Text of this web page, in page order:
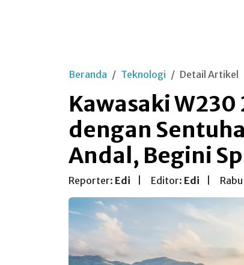
Beranda Teknologi Detail Artikel
Kawasaki
dengan
Andal, Begini
Reporter: Edi Editor: Edi